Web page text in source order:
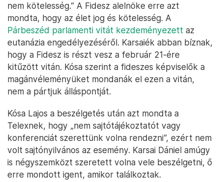
nem kötelesség.” A Fidesz alelnöke erre azt
mondta, hogy az élet jog és kötelesség. A
Párbeszéd parlamenti vitát kezdeményezett az
eutanázia engedélyezéséről. Karsaiék abban bíznak,
hogy a Fidesz is részt vesz a február 21-ére
kitűzött vitán. Kósa szerint a fideszes képviselők a
magánvéleményüket mondanák el ezen a vitán,
nem a pártjuk álláspontját.
Kósa Lajos a beszélgetés után azt mondta a
Telexnek, hogy „nem sajtótájékoztatót vagy
konferenciát szerettünk volna rendezni”, ezért nem
volt sajtónyilvános az esemény. Karsai Dániel amúgy
is négyszemközt szeretett volna vele beszélgetni, ő
erre mondott igent, amikor találkoztak.